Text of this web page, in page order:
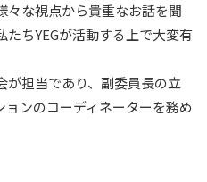
々な視点から貴重なお話を聞
ちYEGが活動する上で大変有
担当であり、副委員長の立
ンのコーディネーターを務め